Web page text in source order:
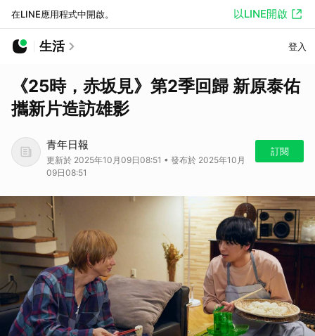
在LINE應用程式中開啟。 以LINE開啟
生活 登入
《25時，赤坂見》第2季回歸 新原泰佑
攜新片造訪雄影
青年日報
更新於 2025年10月09日08:51 • 發布於 2025年10月
09日08:51
訂閱